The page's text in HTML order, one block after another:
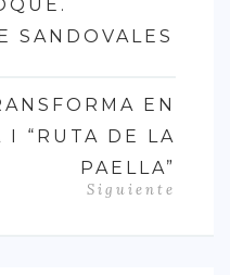
SANDOVALES
EN
I “RUTA DE LA
PAELLA”
Siguiente